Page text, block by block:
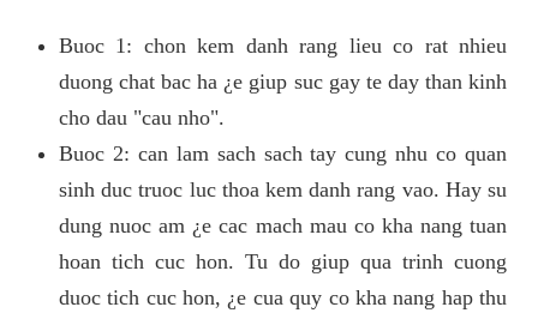
Buoc 1: chon kem danh rang lieu co rat nhieu
duong chat bac ha ¿e giup suc gay te day than kinh
cho dau "cau nho".
Buoc 2: can lam sach sach tay cung nhu co quan
sinh duc truoc luc thoa kem danh rang vao. Hay su
dung nuoc am ¿e cac mach mau co kha nang tuan
hoan tich cuc hon. Tu do giup qua trinh cuong
duoc tich cuc hon, ¿e cua quy co kha nang hap thu